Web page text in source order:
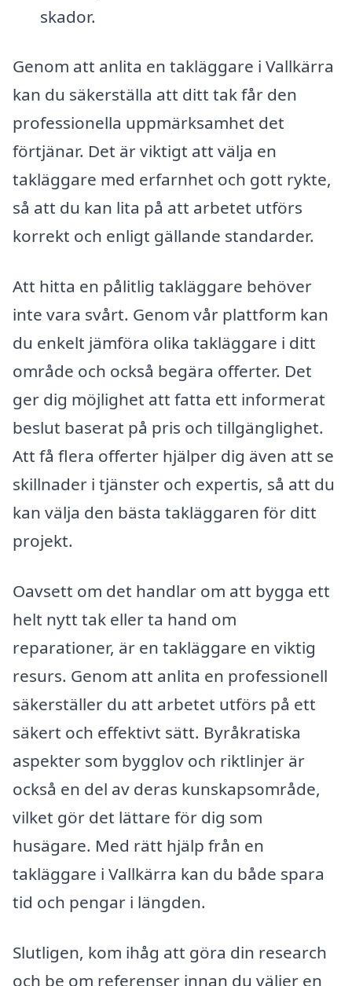
skador.
Genom att anlita en takläggare i Vallkärra
kan du säkerställa att ditt tak får den
professionella uppmärksamhet det
förtjänar. Det är viktigt att välja en
takläggare med erfarnhet och gott rykte,
så att du kan lita på att arbetet utförs
korrekt och enligt gällande standarder.
Att hitta en pålitlig takläggare behöver
inte vara svårt. Genom vår plattform kan
du enkelt jämföra olika takläggare i ditt
område och också begära offerter. Det
ger dig möjlighet att fatta ett informerat
beslut baserat på pris och tillgänglighet.
Att få flera offerter hjälper dig även att se
skillnader i tjänster och expertis, så att du
kan välja den bästa takläggaren för ditt
projekt.
Oavsett om det handlar om att bygga ett
helt nytt tak eller ta hand om
reparationer, är en takläggare en viktig
resurs. Genom att anlita en professionell
säkerställer du att arbetet utförs på ett
säkert och effektivt sätt. Byråkratiska
aspekter som bygglov och riktlinjer är
också en del av deras kunskapsområde,
vilket gör det lättare för dig som
husägare. Med rätt hjälp från en
takläggare i Vallkärra kan du både spara
tid och pengar i längden.
Slutligen, kom ihåg att göra din research
och be om referenser innan du väljer en